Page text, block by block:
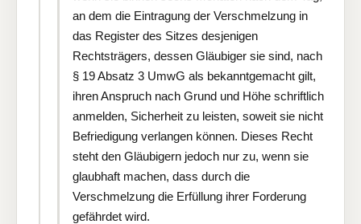
an dem die Eintragung der Verschmelzung in
das Register des Sitzes desjenigen
Rechtsträgers, dessen Gläubiger sie sind, nach
§ 19 Absatz 3 UmwG als bekanntgemacht gilt,
ihren Anspruch nach Grund und Höhe schriftlich
anmelden, Sicherheit zu leisten, soweit sie nicht
Befriedigung verlangen können. Dieses Recht
steht den Gläubigern jedoch nur zu, wenn sie
glaubhaft machen, dass durch die
Verschmelzung die Erfüllung ihrer Forderung
gefährdet wird.